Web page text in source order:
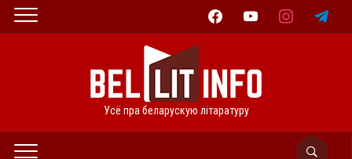
facebookyoutube instagramtelegram
Усё пра беларускую літаратуру